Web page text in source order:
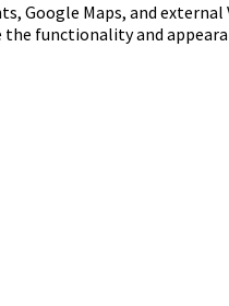
Google Maps, and
functionality and